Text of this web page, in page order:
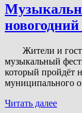
новогодний
Жители и
музыкальный
который пройдёт
муниципального
Музыкальный
Читать далее